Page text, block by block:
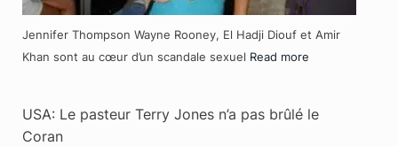
Jennifer Thompson Wayne Rooney, El Hadji Diouf et Amir
Khan sont au cœur d’un scandale sexuel Read more
USA: Le pasteur Terry Jones n’a pas brûlé le
Coran